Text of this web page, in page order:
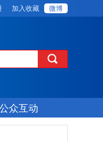
加入收藏 微博
众互动